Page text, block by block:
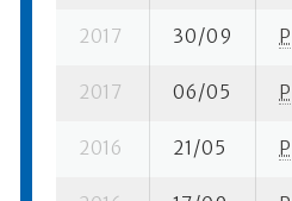
2017 30/09 P
2017 06/05 P
2016 21/05 P